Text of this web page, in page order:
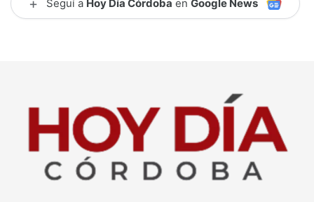
+ Seguí a Hoy Día Córdoba en Google News